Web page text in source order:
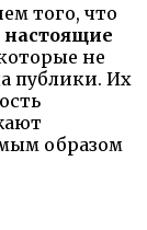
того, что
не
публики. Их
образом